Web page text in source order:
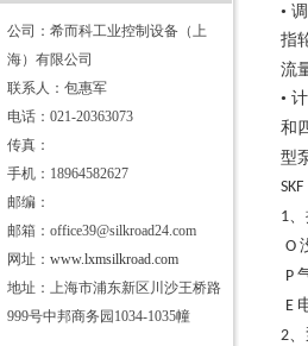
公司：希而科工业控制设备（上
海）有限公司
联系人：包惠军
电话：021-20363073
传真：
手机：18964582627
邮编：
邮箱：office39@silkroad24.com
网址： www.lxmsilkroad.com
地址：上海市浦东新区川沙王桥路
999号中邦商务园1034-1035幢
•
指
流
•
和
型
1
O
P
E
2